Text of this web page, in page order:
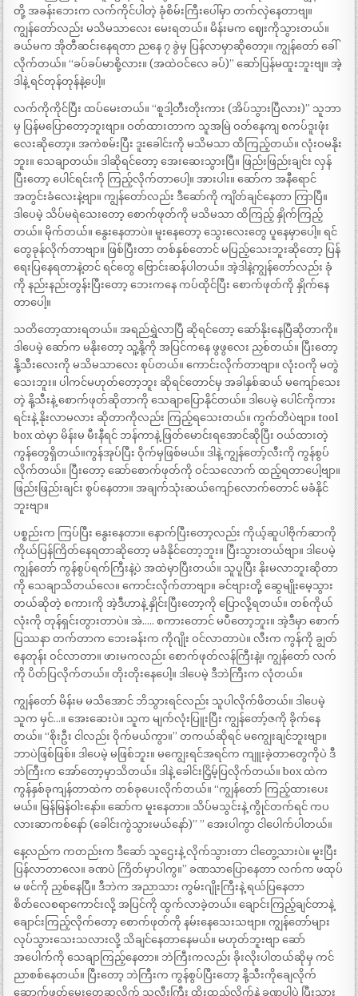
တို့ အခန်းဘေးက လက်ကိုင်ပါတဲ့ ခုံစိမ်းကြီးပေါ်မှာ တက်လှဲနေတာဗျ။
ကျွန်တော်လည်း မသိမသာလေး မေးရတယ်။ မိန်းမက ဈေးကိုသွားတယ်။
ခယ်မက အိုတီဆင်းနေရတာ ညနေ ၇ ခွဲမှ ပြန်လာမှာဆိုတော့။ ကျွန်တော် ခေါ်
လိုက်တယ်။ “ခပ်ခပ်မာစို့လား။ (အထဲဝင်လေ ခပ်)” ဆော်ပြန်မထူးဘူးဗျ။ အဲ့
ဒါနဲ့ ရင်တုန်တုန်နဲ့ပေါ့။
လက်ကိုကိုင်ပြီး ထပ်မေးတယ်။ “စူဒါ့တီးတိုးကား (အိပ်သွားပြီလား)” သူဘာ
မှ ပြန်မပြောတော့ဘူးဗျာ။ ဝတ်ထားတာက သူအမြဲ ဝတ်နေကျ စကပ်ဒူးဖုံး
လေးဆိုတော့။ အကဲစမ်းပြီး ဒူးခေါင်းကို မသိမသာ ထိကြည့်တယ်။ လုံးဝမနိုး
ဘူး။ သေချာတယ်။ ဒါဆိုရင်တော့ အေးဆေးသွားပြီ။ ဖြည်းဖြည်းချင်း လှန်
ပြီးတော့ ပေါင်ရင်းကို ကြည့်လိုက်တာပေါ့။ အားပါး။ ဆော်က အနီရောင်
အတွင်းခံလေးနဲ့ဗျာ။ ကျွန်တော်လည်း ဒီဆော်ကို ကျိတ်ချင်နေတာ ကြာပြီ။
ဒါပေမဲ့ သိပ်မရဲသေးတော့ စောက်ဖုတ်ကို မသိမသာ ထိကြည့် နှိုက်ကြည့်
တယ်။ မိုက်တယ်။ နွေးနေတာပဲ။ မူးနေတော့ သွေးလေးတွေ ပူနေမှာပေါ့။ ရင်
တွေခုန်လိုက်တာဗျာ။ ဖြစ်ပြီးတာ တစ်နှစ်တောင် မပြည့်သေးဘူးဆိုတော့ ပြန်
ရေးပြနေရတာနဲ့တင် ရင်တွေ ဗြောင်းဆန်ပါတယ်။ အဲ့ဒါနဲ့ကျွန်တော်လည်း ခုံ
ကို နည်းနည်းတွန်းပြီးတော့ ဘေးကနေ ကပ်ထိုင်ပြီး စောက်ဖုတ်ကို နှိုက်နေ
တာပေါ့။
သတိတော့ထားရတယ်။ အရည်ရွှဲလာပြီ ဆိုရင်တော့ ဆော်နိုးနေပြီဆိုတာကို။
ဒါပေမဲ့ ဆော်က မနိုးတော့ သူ့နို့ကို အပြင်ကနေ ဖွဖွလေး ညှစ်တယ်။ ပြီးတော့
နို့သီးလေးကို မသိမသာလေး စုပ်တယ်။ ကောင်းလိုက်တာဗျာ။ လုံးဝကို မတွဲ
သေးဘူး။ ပါကင်မဟုတ်တော့ဘူး ဆိုရင်တောင်မှ အခါနှစ်ဆယ် မကျော်သေး
တဲ့ နို့သီးနဲ့ စောက်ဖုတ်ဆိုတာကို သေချာပြောနိုင်တယ်။ ဒါပေမဲ့ ပေါင်ကိုကား
ရင်းနဲ့ နိုးလာမလား ဆိုတာကိုလည်း ကြည့်ရသေးတယ်။ ကွက်တိပဲဗျာ။ tool
box ထဲမှာ မိန်းမ မီးနီရင် ဘန်ကာနဲ့ ဖြတ်မောင်းရအောင်ဆိုပြီး ဝယ်ထားတဲ့
ကွန်တွေရှိတယ်။ကွန်အုပ်ပြီး ဝိုက်မှဖြစ်မယ်။ ဒါနဲ့ ကျွန်တော့်လီးကို ကွန်စွပ်
လိုက်တယ်။ ပြီးတော့ ဆော်စောက်ဖုတ်ကို ဝင်သလောက် ထည့်ရတာပေါ့ဗျာ။
ဖြည်းဖြည်းချင်း စွပ်နေတာ။ အချက်သုံးဆယ်ကျော်လောက်တောင် မခံနိုင်
ဘူးဗျာ။
ပစ္စည်းက ကြပ်ပြီး နွေးနေတာ။ နောက်ပြီးတော့လည်း ကိုယ့်ဆူပါဗိုက်ဆာကို
ကိုယ်ပြန်ကြိတ်နေရတာဆိုတော့ မခံနိုင်တော့ဘူး။ ပြီးသွားတယ်ဗျာ။ ဒါပေမဲ့
ကျွန်တော် ကွန်စွပ်ရက်ကြီးနဲ့ပဲ အထဲမှာပြီးတယ်။ သူပူပြီး နိုးမလာဘူးဆိုတာ
ကို သေချာသိတယ်လေ။ ကောင်းလိုက်တာဗျာ။ ခင်ဗျားတို့ ဆွေမျိုးမေ့သွား
တယ်ဆိုတဲ့ စကားကို အဲ့ဒီဟာနဲ့ နှိုင်းပြီးတော့ကို ပြောလို့ရတယ်။ တစ်ကိုယ်
လုံးကို တုန်ရှင်းတွားတာပဲ။ အဲ….. စကားတောင် မပီတော့ဘူး။ အဲ့ဒီမှာ စောက်
ပြဿနာ တက်တာက ဘေးခန်းက ကိုဂျိုး ဝင်လာတာပဲ။ လီးက ကွန်ကို ချွတ်
နေတုန်း ဝင်လာတာ။ ဖားမကလည်း စောက်ဖုတ်လန်ကြီးနဲ့။ ကျွန်တော် လက်
ကို ပိတ်ပြလိုက်တယ်။ တိုးတိုးနေပေါ့။ ဒါပေမဲ့ ဒီဘဲကြီးက လုံတယ်။
ကျွန်တော် မိန်းမ မသိအောင် ဘိသွားရင်လည်း သူပါလိုက်ဖိတယ်။ ဒါပေမဲ့
သူက မှင်…။ အေးဆေးပဲ။ သူက မျက်လုံးပြူးပြီး ကျွန်တော့်ဇကို ခိုက်နေ
တယ်။ “စိုးဦး ငါလည်း ဝိုက်မယ်ကွာ။” တကယ်ဆိုရင် မကျွေးချင်ဘူးဗျာ။
ဘာပဲဖြစ်ဖြစ်။ ဒါပေမဲ့ မဖြစ်ဘူး။ မကျွေးရင်အရင်က ကျူးခဲ့တာတွေကိုပဲ ဒီ
ဘဲကြီးက အော်တော့မှာသိတယ်။ ဒါနဲ့ ခေါင်းငြှိမ့်ပြလိုက်တယ်။ box ထဲက
ကွန်နှစ်ခုကျန်တာထဲက တစ်ခုပေးလိုက်တယ်။ “ကျွန်တော် ကြည့်ထားပေး
မယ်။ မြန်မြန်ဝါးနော်။ ဆော်က မူးနေတာ။ သိပ်မသွင်းနဲ့ ကွိုင်တက်ရင် ကပ
လားဆာကစ်နော် (ခေါင်းကွဲသွားမယ်နော်)” ” အေးပါကွာ ငါပေါက်ပါတယ်။
နေ့လည်က ကတည်းက ဒီဆော် သူဌေးနဲ့ လိုက်သွားတာ ငါတွေ့သားပဲ။ မူးပြီး
ပြန်လာတာလေ။ ခဏပဲ ကြိတ်မှာပါကွ။” ခဏသာပြောနေတာ လက်က ဖထုပ်
မ ဖင်ကို ညှစ်နေပြီ။ ဒီဘဲက အညာသား ကွမ်းဂျိုးကြီးနဲ့ ရယ်ပြနေတာ
စိတ်လေစရာကောင်းလို့ အပြင်ကို ထွက်လာခဲ့တယ်။ ချောင်းကြည့်ချင်တာနဲ့
ချောင်းကြည့်လိုက်တော့ စောက်ဖုတ်ကို နမ်းနေသေးသဗျာ။ ကျွန်တော်များ
လုပ်သွားသေးသလားလို့ သိချင်နေတာနေမယ်။ မဟုတ်ဘူးဗျာ ဆော်
အပေါက်ကို သေချာကြည့်နေတာ။ ဘဲကြီးကလည်း ခိုးလိုးပါတယ်ဆိုမှ ကင်
ညာစစ်နေတယ်။ ပြီးတော့ ဘဲကြီးက ကွန်စွပ်ပြီးတော့ နို့သီးကိုချေလိုက်
ဆောက်ဖုတ်မွှေးတွေဆွလိုက် သူ့လီးကြီး ထိုးထည့်လိုက်နဲ့ ခဏပါပဲ ပြီးသွား